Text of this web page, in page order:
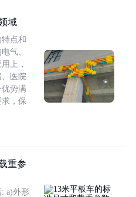
域
点和
气、
上，
、医院
势满
，保
重参
a)外形